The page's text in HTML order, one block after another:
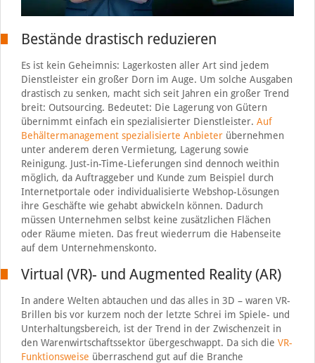
Bestände drastisch reduzieren
Es ist kein Geheimnis: Lagerkosten aller Art sind jedem
Dienstleister ein großer Dorn im Auge. Um solche Ausgaben
drastisch zu senken, macht sich seit Jahren ein großer Trend
breit: Outsourcing. Bedeutet: Die Lagerung von Gütern
übernimmt einfach ein spezialisierter Dienstleister. Auf
Behältermanagement spezialisierte Anbieterübernehmen
unter anderem deren Vermietung, Lagerung sowie
Reinigung. Just-in-Time-Lieferungen sind dennoch weithin
möglich, da Auftraggeber und Kunde zum Beispiel durch
Internetportale oder individualisierte Webshop-Lösungen
ihre Geschäfte wie gehabt abwickeln können. Dadurch
müssen Unternehmen selbst keine zusätzlichen Flächen
oder Räume mieten. Das freut wiederrum die Habenseite
auf dem Unternehmenskonto.
Virtual (VR)- und Augmented Reality (AR)
In andere Welten abtauchen und das alles in 3D – waren VR-
Brillen bis vor kurzem noch der letzte Schrei im Spiele- und
Unterhaltungsbereich, ist der Trend in der Zwischenzeit in
den Warenwirtschaftssektor übergeschwappt. Da sich die VR-
Funktionsweise überraschend gut auf die Branche